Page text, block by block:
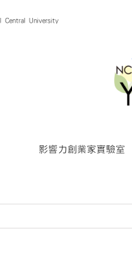
Central University
影響力創業家實驗室